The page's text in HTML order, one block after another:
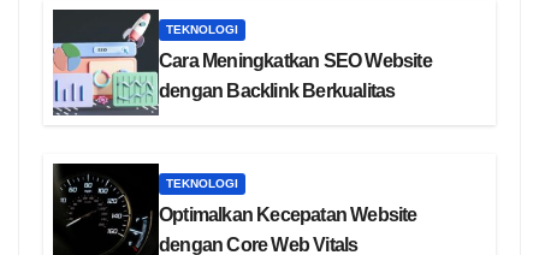
TEKNOLOGI
Cara Meningkatkan SEO Website
dengan Backlink Berkualitas
TEKNOLOGI
Optimalkan Kecepatan Website
dengan Core Web Vitals